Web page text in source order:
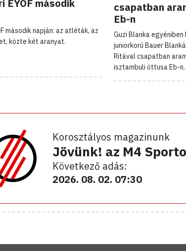
EYOF második
második napján: az atléták, az
közte két aranyat.
csapatban
Eb-n
Guzi Blanka
juniorkorú Bauer
Ritával csapatban
isztambuli öttusa Eb-n.
Korosztályos magazinunk
Jövünk! az M4
Következő adás:
2026. 08. 02. 07:30